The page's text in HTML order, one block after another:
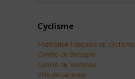
Cyclisme
Fédération française de cyclisme
Comité de Bretagne
Comité du Morbihan
Ville de Lanester